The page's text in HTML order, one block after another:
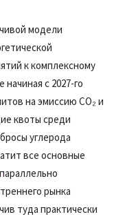
модели
к комплексному
с 2027-го
на эмиссию CO₂ и
квоты среди
углерода
все основные
рынка
туда практически